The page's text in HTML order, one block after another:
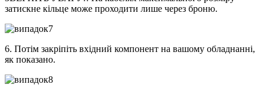
затискне кільце може проходити лише через броню.
6. Потім закріпіть вхідний компонент на вашому обладнанні,
як показано.